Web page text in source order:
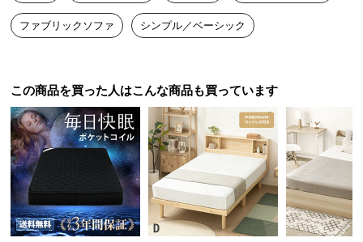
中
型
配
送
に
つ
い
て
小
ファブリックソファ シンプル／ベーシック
この商品を買った人はこんな商品も買っています